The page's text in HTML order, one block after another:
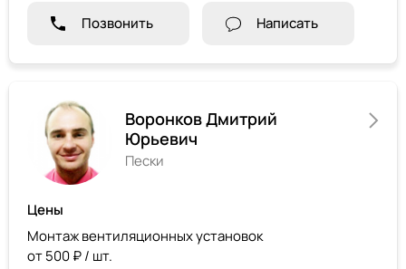
Позвонить Написать
Воронков Дмитрий
Юрьевич
Пески
Цены
Монтаж вентиляционных установок
от 500 ₽ / шт.